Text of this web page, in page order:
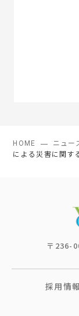
HOME ニュー
による災害に関す
〒236-
採用情報